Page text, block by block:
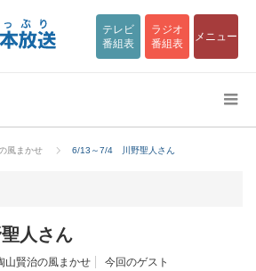
テレビ
番組表
ラジオ
番組表
メニュー
風まかせ 6/13～7/4 川野聖人さん
人さん
山賢治の風まかせ 今回のゲスト